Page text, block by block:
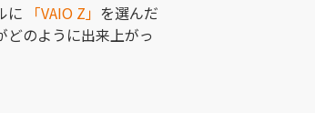
に 「VAIO Z」 を選んだ
どのように出来上がっ